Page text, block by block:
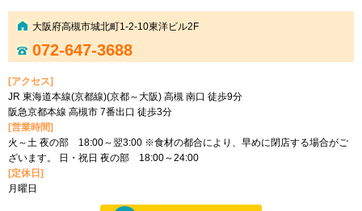
大阪府高槻市城北町1-2-10東洋ビル2F
072-647-3688
[アクセス]
JR 東海道本線(京都線)(京都～大阪) 高槻 南口 徒歩9分
阪急京都本線 高槻市 7番出口 徒歩3分
[営業時間]
火～土 夜の部 18:00～翌3:00 ※食材の都合により、早めに閉店する場合がご
ざいます。 日・祝日 夜の部 18:00～24:00
[定休日]
月曜日